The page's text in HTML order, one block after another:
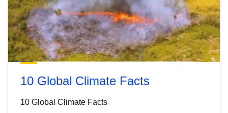
10 Global Climate Facts
10 Global Climate Facts